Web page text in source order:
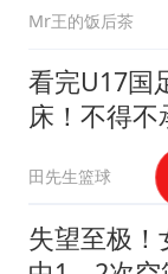
Mr王的饭后茶
看完U17国
床！不得不
实，决赛
田先生篮球
失望至极！